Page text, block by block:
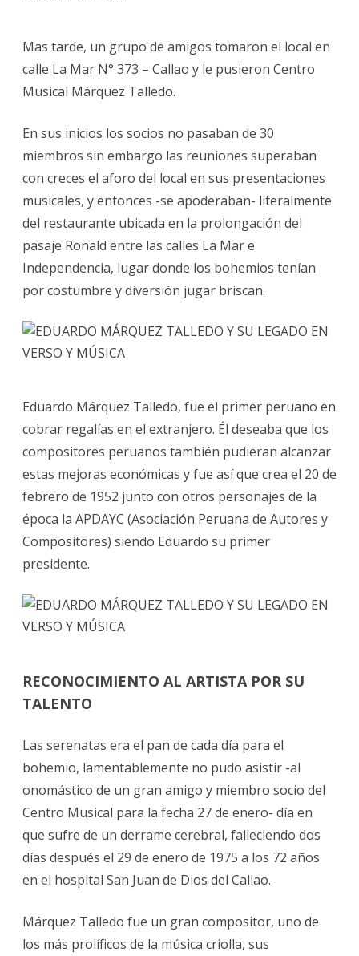
Mas tarde, un grupo de amigos tomaron el local en
calle La Mar N° 373 – Callao y le pusieron Centro
Musical Márquez Talledo.
En sus inicios los socios no pasaban de 30
miembros sin embargo las reuniones superaban
con creces el aforo del local en sus presentaciones
musicales, y entonces -se apoderaban- literalmente
del restaurante ubicada en la prolongación del
pasaje Ronald entre las calles La Mar e
Independencia, lugar donde los bohemios tenían
por costumbre y diversión jugar briscan.
Eduardo Márquez Talledo, fue el primer peruano en
cobrar regalías en el extranjero. Él deseaba que los
compositores peruanos también pudieran alcanzar
estas mejoras económicas y fue así que crea el 20 de
febrero de 1952 junto con otros personajes de la
época la APDAYC (Asociación Peruana de Autores y
Compositores) siendo Eduardo su primer
presidente.
RECONOCIMIENTO AL ARTISTA POR SU
TALENTO
Las serenatas era el pan de cada día para el
bohemio, lamentablemente no pudo asistir -al
onomástico de un gran amigo y miembro socio del
Centro Musical para la fecha 27 de enero- día en
que sufre de un derrame cerebral, falleciendo dos
días después el 29 de enero de 1975 a los 72 años
en el hospital San Juan de Dios del Callao.
Márquez Talledo fue un gran compositor, uno de
los más prolíficos de la música criolla, sus